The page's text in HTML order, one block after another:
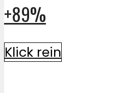
+89%
Klick rein